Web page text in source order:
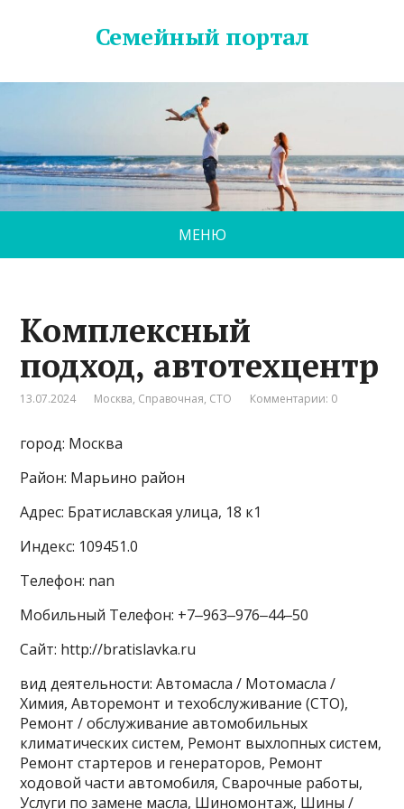
Семейный портал
МЕНЮ
Комплексный
подход, автотехцентр
13.07.2024 Москва, Справочная, СТО Комментарии: 0
город: Москва
Район: Марьино район
Адрес: Братиславская улица, 18 к1
Индекс: 109451.0
Телефон: nan
Мобильный Телефон: +7‒963‒976‒44‒50
Сайт: http://bratislavka.ru
вид деятельности: Автомасла / Мотомасла /
Химия, Авторемонт и техобслуживание (СТО),
Ремонт / обслуживание автомобильных
климатических систем, Ремонт выхлопных систем,
Ремонт стартеров и генераторов, Ремонт
ходовой части автомобиля, Сварочные работы,
Услуги по замене масла, Шиномонтаж, Шины /